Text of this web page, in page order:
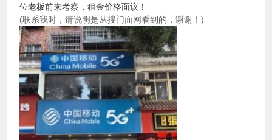
位老板前来考察，租金价格面议！
(联系我时，请说明是从搜门面网看到的，谢谢！)